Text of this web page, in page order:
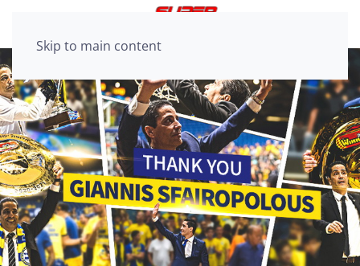
Skip to main content